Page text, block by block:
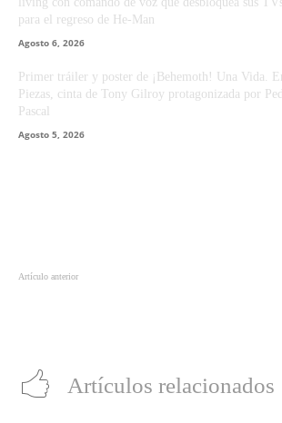
para el regreso de He-Man
Agosto 6, 2026
Primer tráiler y poster de ¡Behemoth! Una Vida.
Piezas, cinta de Tony Gilroy protagonizada por
Pascal
Agosto 5, 2026
Artículo anterior
Artículos relacionados